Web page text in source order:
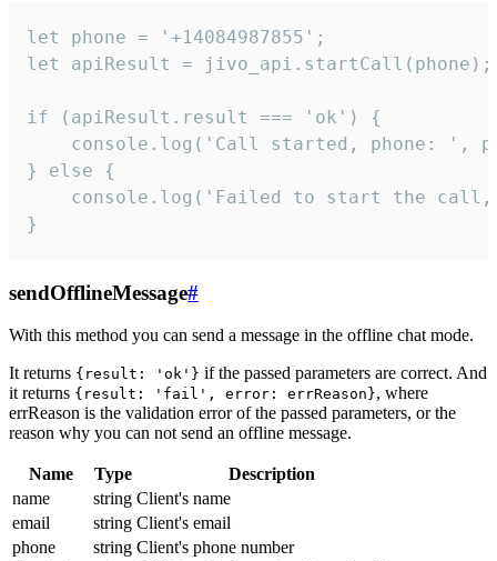
let phone = '+14084987855';
let apiResult = jivo_api.startCall(phone);
if (apiResult.result === 'ok') {
console.log('Call started, phone: ',
} else {
console.log('Failed to start the
}
sendOfflineMessage#
With this method you can send a message in the offline chat mode.
It returns {result: 'ok'} if the passed parameters are correct. And
it returns {result: 'fail', error: errReason}, where
errReason is the validation error of the passed parameters, or the
reason why you can not send an offline message.
Name Type
Description
name
string Client's name
email
string Client's email
phone
string Client's phone number